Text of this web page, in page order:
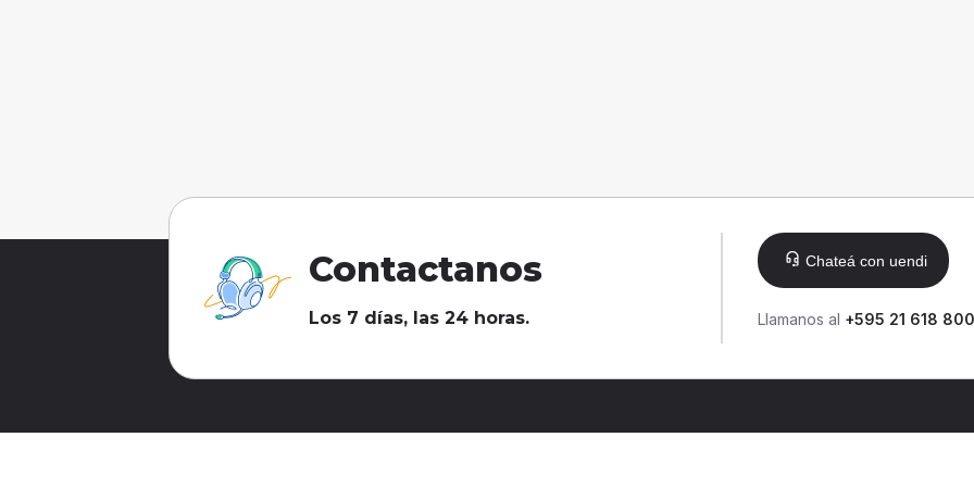
Contactanos
Los 7 días, las 24 horas.
Chateá con uendi
Llamanos al +595 21 618